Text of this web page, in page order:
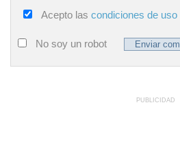
Acepto las condiciones de uso
No soy un robot
PUBLICIDAD